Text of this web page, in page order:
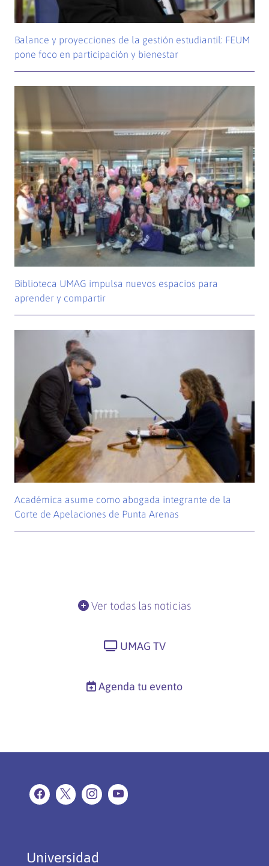
Balance y proyecciones de la gestión estudiantil: FEUM
pone foco en participación y bienestar
Biblioteca UMAG impulsa nuevos espacios para
aprender y compartir
Académica asume como abogada integrante de la
Corte de Apelaciones de Punta Arenas
Ver todas las noticias
UMAG TV
Agenda tu evento
Universidad